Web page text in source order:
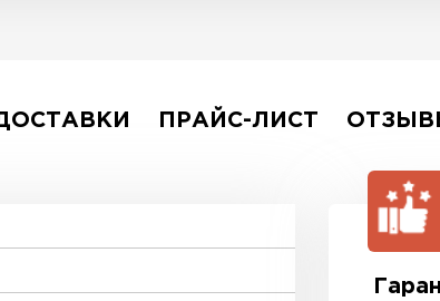
ПРАЙС-ЛИСТ